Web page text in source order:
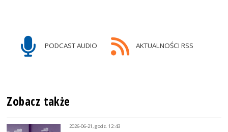
PODCAST AUDIO AKTUALNOŚCI RSS
Zobacz także
2026-06-21, godz. 12:43